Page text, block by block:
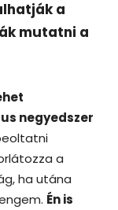
a
mutatni a
negyedszer
a
ha utána
Én is